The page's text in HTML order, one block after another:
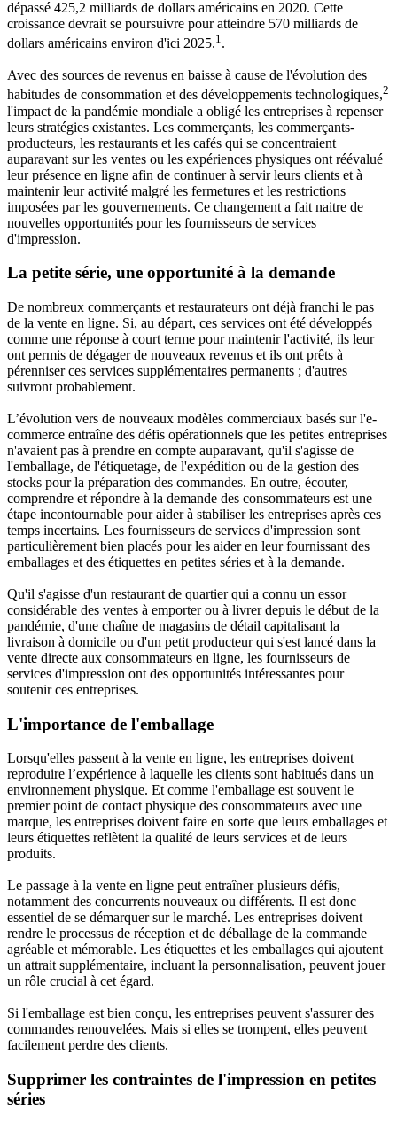
dépassé 425,2 milliards de dollars américains en 2020. Cette
croissance devrait se poursuivre pour atteindre 570 milliards de
dollars américains environ d'ici 2025.1 .
Avec des sources de revenus en baisse à cause de l'évolution des
habitudes de consommation et des développements technologiques,2
l'impact de la pandémie mondiale a obligé les entreprises à repenser
leurs stratégies existantes. Les commerçants, les commerçants-
producteurs, les restaurants et les cafés qui se concentraient
auparavant sur les ventes ou les expériences physiques ont réévalué
leur présence en ligne afin de continuer à servir leurs clients et à
maintenir leur activité malgré les fermetures et les restrictions
imposées par les gouvernements. Ce changement a fait naitre de
nouvelles opportunités pour les fournisseurs de services
d'impression.
La petite série, une opportunité à la demande
De nombreux commerçants et restaurateurs ont déjà franchi le pas
de la vente en ligne. Si, au départ, ces services ont été développés
comme une réponse à court terme pour maintenir l'activité, ils leur
ont permis de dégager de nouveaux revenus et ils ont prêts à
pérenniser ces services supplémentaires permanents ; d'autres
suivront probablement.
L’évolution vers de nouveaux modèles commerciaux basés sur l'e-
commerce entraîne des défis opérationnels que les petites entreprises
n'avaient pas à prendre en compte auparavant, qu'il s'agisse de
l'emballage, de l'étiquetage, de l'expédition ou de la gestion des
stocks pour la préparation des commandes. En outre, écouter,
comprendre et répondre à la demande des consommateurs est une
étape incontournable pour aider à stabiliser les entreprises après ces
temps incertains. Les fournisseurs de services d'impression sont
particulièrement bien placés pour les aider en leur fournissant des
emballages et des étiquettes en petites séries et à la demande.
Qu'il s'agisse d'un restaurant de quartier qui a connu un essor
considérable des ventes à emporter ou à livrer depuis le début de la
pandémie, d'une chaîne de magasins de détail capitalisant la
livraison à domicile ou d'un petit producteur qui s'est lancé dans la
vente directe aux consommateurs en ligne, les fournisseurs de
services d'impression ont des opportunités intéressantes pour
soutenir ces entreprises.
L'importance de l'emballage
Lorsqu'elles passent à la vente en ligne, les entreprises doivent
reproduire l’expérience à laquelle les clients sont habitués dans un
environnement physique. Et comme l'emballage est souvent le
premier point de contact physique des consommateurs avec une
marque, les entreprises doivent faire en sorte que leurs emballages et
leurs étiquettes reflètent la qualité de leurs services et de leurs
produits.
Le passage à la vente en ligne peut entraîner plusieurs défis,
notamment des concurrents nouveaux ou différents. Il est donc
essentiel de se démarquer sur le marché. Les entreprises doivent
rendre le processus de réception et de déballage de la commande
agréable et mémorable. Les étiquettes et les emballages qui ajoutent
un attrait supplémentaire, incluant la personnalisation, peuvent jouer
un rôle crucial à cet égard.
Si l'emballage est bien conçu, les entreprises peuvent s'assurer des
commandes renouvelées. Mais si elles se trompent, elles peuvent
facilement perdre des clients.
Supprimer les contraintes de l'impression en petites
séries